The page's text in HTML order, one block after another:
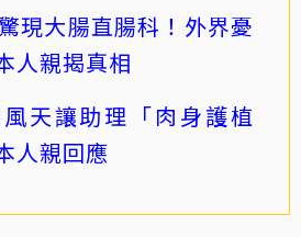
現大腸直腸科！外界憂
親揭真相
天讓助理「肉身護植
人親回應